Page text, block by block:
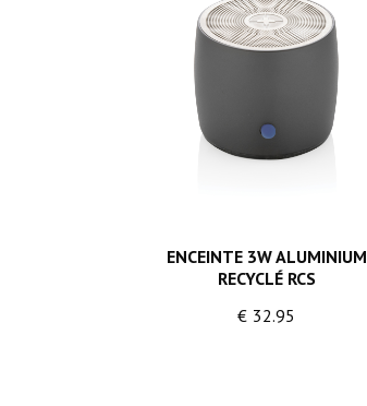
ENCEINTE 3W ALUMINIUM
RECYCLÉ RCS
€ 32.95